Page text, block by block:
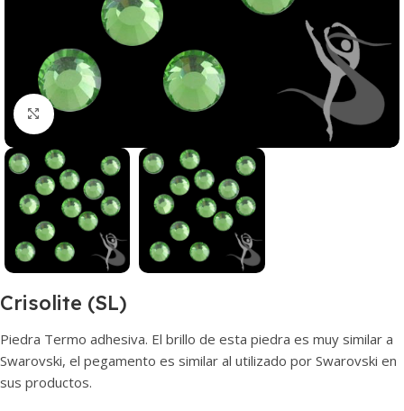
Haga clic para ampliar
Crisolite (SL)
Piedra Termo adhesiva. El brillo de esta piedra es muy similar a
Swarovski, el pegamento es similar al utilizado por Swarovski en
sus productos.